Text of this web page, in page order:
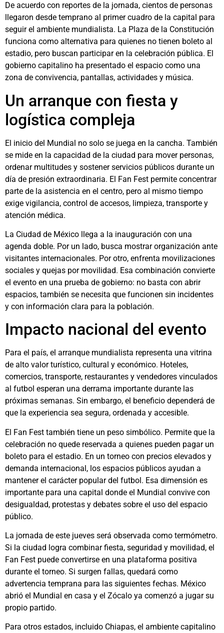
De acuerdo con reportes de la jornada, cientos de personas
llegaron desde temprano al primer cuadro de la capital para
seguir el ambiente mundialista. La Plaza de la Constitución
funciona como alternativa para quienes no tienen boleto al
estadio, pero buscan participar en la celebración pública. El
gobierno capitalino ha presentado el espacio como una
zona de convivencia, pantallas, actividades y música.
Un arranque con fiesta y
logística compleja
El inicio del Mundial no solo se juega en la cancha. También
se mide en la capacidad de la ciudad para mover personas,
ordenar multitudes y sostener servicios públicos durante un
día de presión extraordinaria. El Fan Fest permite concentrar
parte de la asistencia en el centro, pero al mismo tiempo
exige vigilancia, control de accesos, limpieza, transporte y
atención médica.
La Ciudad de México llega a la inauguración con una
agenda doble. Por un lado, busca mostrar organización ante
visitantes internacionales. Por otro, enfrenta movilizaciones
sociales y quejas por movilidad. Esa combinación convierte
el evento en una prueba de gobierno: no basta con abrir
espacios, también se necesita que funcionen sin incidentes
y con información clara para la población.
Impacto nacional del evento
Para el país, el arranque mundialista representa una vitrina
de alto valor turístico, cultural y económico. Hoteles,
comercios, transporte, restaurantes y vendedores vinculados
al futbol esperan una derrama importante durante las
próximas semanas. Sin embargo, el beneficio dependerá de
que la experiencia sea segura, ordenada y accesible.
El Fan Fest también tiene un peso simbólico. Permite que la
celebración no quede reservada a quienes pueden pagar un
boleto para el estadio. En un torneo con precios elevados y
demanda internacional, los espacios públicos ayudan a
mantener el carácter popular del futbol. Esa dimensión es
importante para una capital donde el Mundial convive con
desigualdad, protestas y debates sobre el uso del espacio
público.
La jornada de este jueves será observada como termómetro.
Si la ciudad logra combinar fiesta, seguridad y movilidad, el
Fan Fest puede convertirse en una plataforma positiva
durante el torneo. Si surgen fallas, quedará como
advertencia temprana para las siguientes fechas. México
abrió el Mundial en casa y el Zócalo ya comenzó a jugar su
propio partido.
Para otros estados, incluido Chiapas, el ambiente capitalino